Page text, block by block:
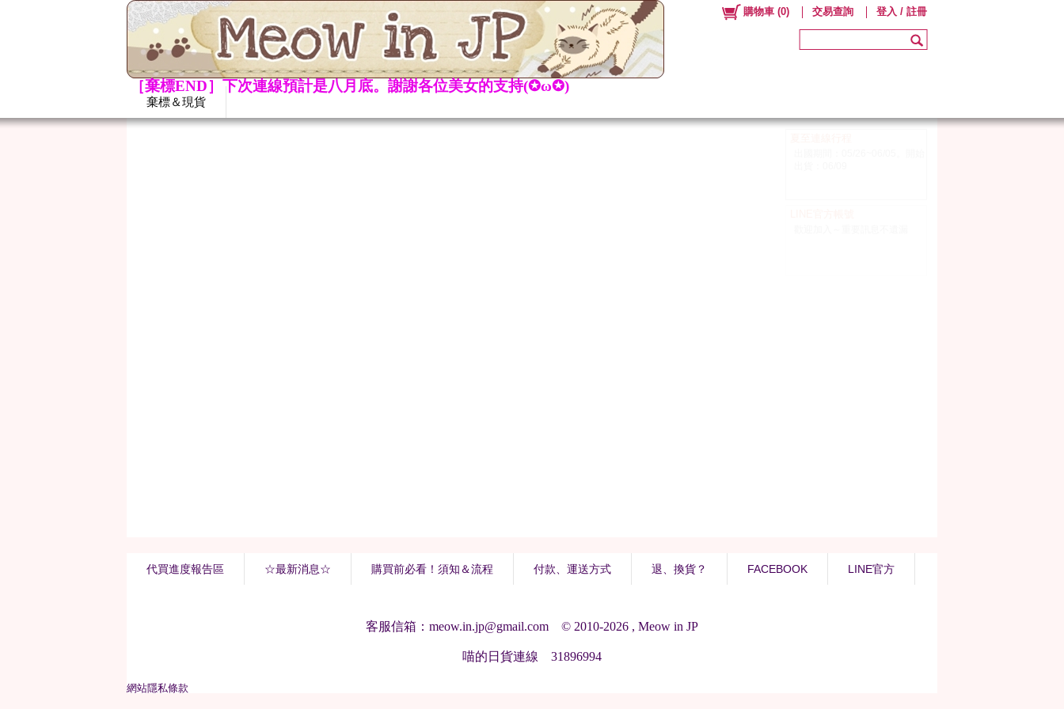
棄標＆現貨
購物車 (0) 交易查詢 登入 / 註冊
代買進度報告區 ☆最新消息☆ 購買前必看！須知＆流程 付款、運送方式 退、換貨？ FACEBOOK LINE官方
客服信箱：meow.in.jp@gmail.com © 2010-2026 , Meow in JP
喵的日貨連線 31896994
網站隱私條款
［棄標END］下次連線預計是八月底。謝謝各位美女的支持(✪ω✪)